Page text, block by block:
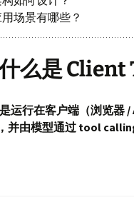
场景有哪些？
么是 Client
运行在客户端（浏览器 /
并由模型通过 tool